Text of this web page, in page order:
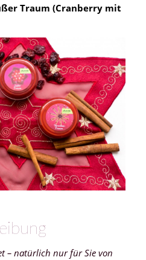
Traum (Cranberry mit
– natürlich nur für Sie von